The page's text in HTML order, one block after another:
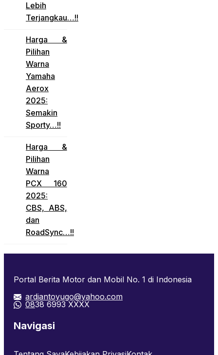
Lebih
Terjangkau…!!
Harga &
Pilihan
Warna
Yamaha
Aerox
2025:
Semakin
Sporty…!!
Harga &
Pilihan
Warna
PCX 160
2025:
CBS, ABS,
dan
RoadSync…!!
Portal Berita Motor dan Mobil No. 1 di Indonesia
ardiantoyugo@yahoo.com
0838 6993 XXXX
Navigasi